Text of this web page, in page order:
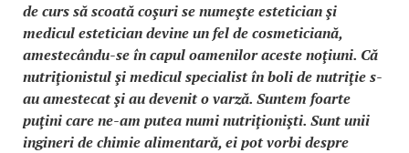
de curs să scoată coşuri se numeşte estetician şi
medicul estetician devine un fel de cosmeticiană,
amestecându-se în capul oamenilor aceste noţiuni. Că
nutriţionistul şi medicul specialist în boli de nutriţie s-
au amestecat şi au devenit o varză. Suntem foarte
puţini care ne-am putea numi nutriţionişti. Sunt unii
ingineri de chimie alimentară, ei pot vorbi despre